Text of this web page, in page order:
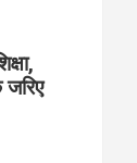
जरिए